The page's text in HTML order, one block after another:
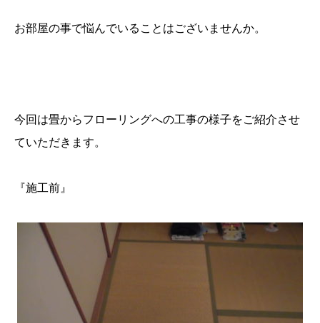
お部屋の事で悩んでいることはございませんか。
今回は畳からフローリングへの工事の様子をご紹介させ
ていただきます。
『施工前』